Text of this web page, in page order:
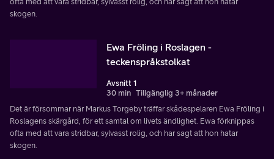
skogen.
Ewa Fröling i Roslagen -
teckenspråkstolkat
Avsnitt 1
30 min Tillgänglig 3+ månader
Det är försommar när Markus Torgeby träffar skådespelaren Ewa Fröling i
Roslagens skärgård, för ett samtal om livets ändlighet. Ewa förknippas
ofta med att vara stridbar, sylvasst rolig, och har sagt att hon hatar
skogen.